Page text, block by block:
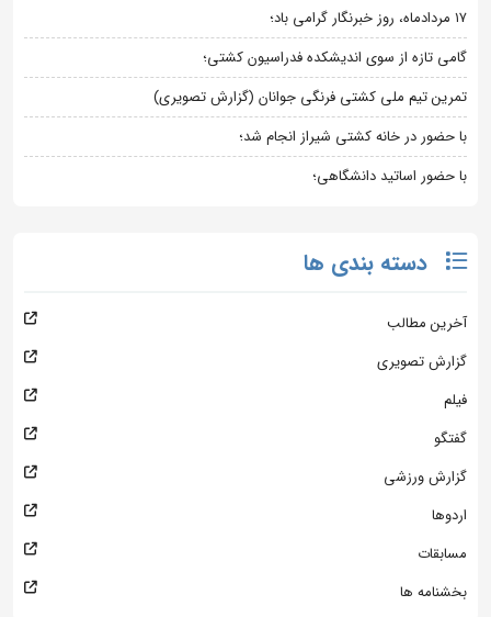
۱۷ مردادماه، روز خبرنگار گرامی باد؛
گامی تازه از سوی اندیشکده فدراسیون کشتی؛
تمرین تیم ملی کشتی فرنگی جوانان (گزارش تصویری)
با حضور در خانه کشتی شیراز انجام شد؛
با حضور اساتید دانشگاهی؛
دسته بندی ها
آخرین مطالب
گزارش تصویری
فیلم
گفتگو
گزارش ورزشی
اردوها
مسابقات
بخشنامه ها